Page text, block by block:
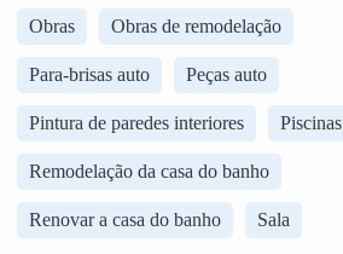
Obras Obras de remodelação
Para-brisas auto Peças auto
Pintura de paredes interiores Piscinas
Remodelação da casa do banho
Renovar a casa do banho Sala